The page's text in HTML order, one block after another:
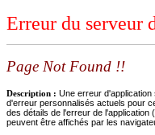
Erreur du serveur
Page Not Found !!
Description : Une erreur
d'erreur personnalisés actuels pour
des détails de l'erreur de
peuvent être affichés par les